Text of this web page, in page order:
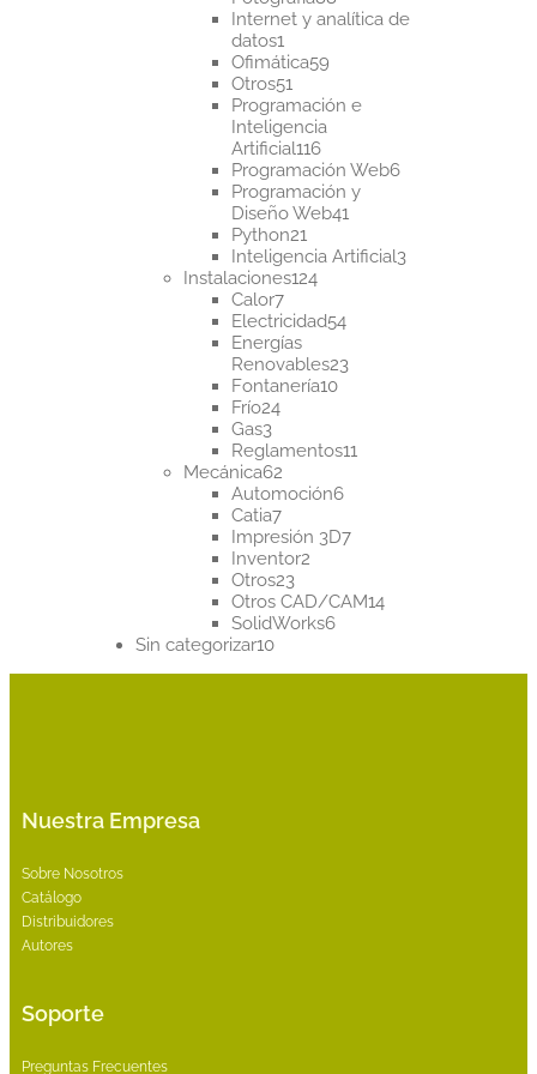
productos
Internet y analítica de
datos11
producto
Ofimática5959
Otros5151
productos
Programación e
Inteligencia
Artificial116116
productos
Programación Web66
Programación y
Diseño Web4141
Python2121
productos
Inteligencia Artificial33
Instalaciones124124
Calor77
productos
Electricidad5454
Energías
Renovables2323
Fontanería1010
Frío2424
Gas33
productos
Reglamentos1111
Mecánica6262
productos
Automoción66
Catia77
productos
Impresión 3D77
Inventor22
Otros2323
productos
Otros CAD/CAM1414
SolidWorks66
Sin categorizar1010
Nuestra Empresa
Sobre Nosotros
Catálogo
Distribuidores
Autores
Soporte
Preguntas Frecuentes